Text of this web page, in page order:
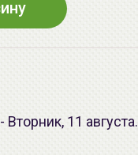
11 августа.